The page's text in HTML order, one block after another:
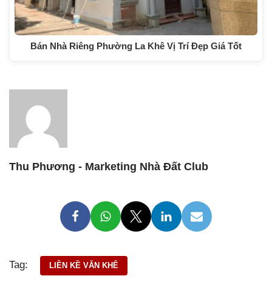
Bán Nhà Riêng Phường La Khê Vị Trí Đẹp Giá Tốt
Thu Phương - Marketing Nhà Đất Club
Tag: LIỀN KỀ VĂN KHÊ